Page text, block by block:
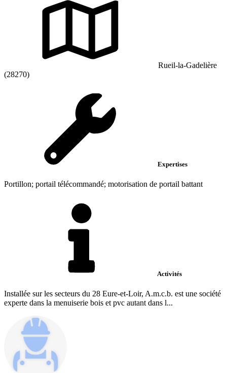
Rueil-la-Gadelière
(28270)
Expertises
Portillon; portail télécommandé; motorisation de portail battant
Activités
Installée sur les secteurs du 28 Eure-et-Loir, A.m.c.b. est une société
experte dans la menuiserie bois et pvc autant dans l...